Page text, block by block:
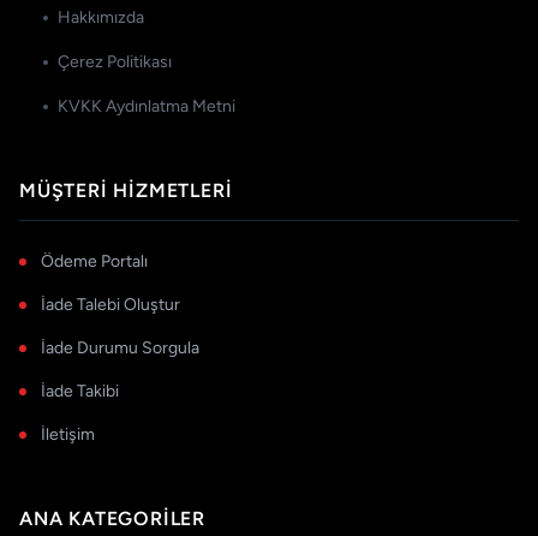
Hakkımızda
Çerez Politikası
KVKK Aydınlatma Metni
MÜŞTERI HIZMETLERI
Ödeme Portalı
İade Talebi Oluştur
İade Durumu Sorgula
İade Takibi
İletişim
ANA KATEGORILER